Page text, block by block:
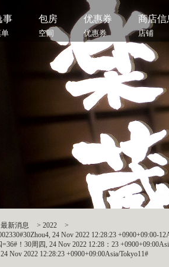
事 包房
空间
优惠券
优惠券
商店信
店铺
最新消息 > 2022
>
24 Nov 2022 12:28:23 +0900+09:00-
！30周四, 24 Nov 2022 12:28：23
Nov 2022 12:28:23 +0900+09:00Asia/Tokyo11#